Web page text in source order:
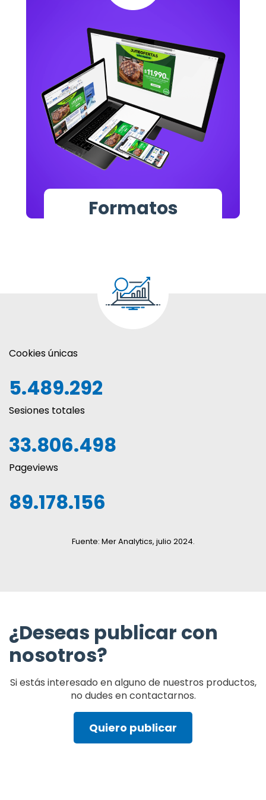
Formatos
Cookies únicas
5.489.292
Sesiones totales
33.806.498
Pageviews
89.178.156
Fuente: Mer Analytics, julio 2024.
¿Deseas publicar con
nosotros?
Si estás interesado en alguno de nuestros productos,
no dudes en contactarnos.
Quiero publicar